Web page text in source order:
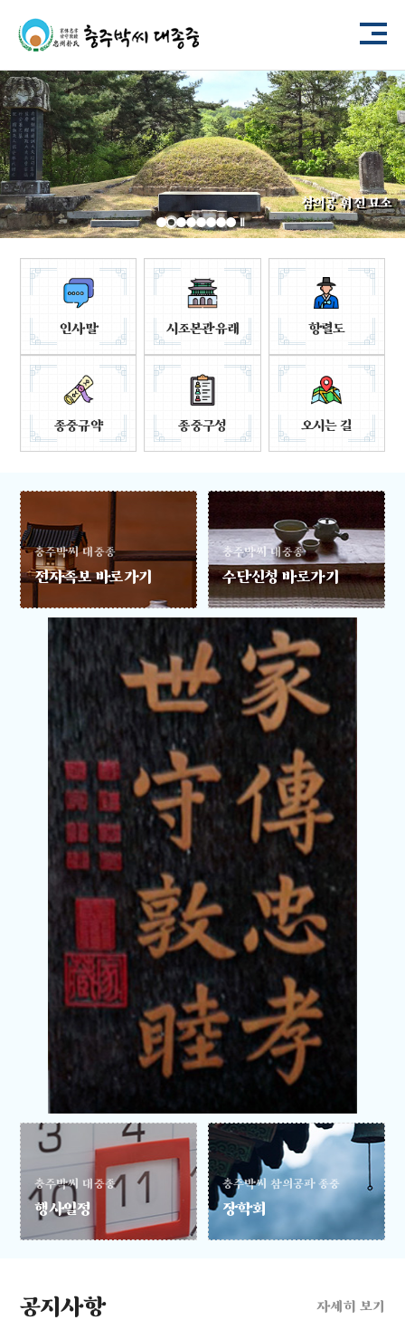
참의공 휘 진 묘소
충주박씨 대종중 재실
인사말 시조본관유래 항렬도
종중규약 종중구성 오시는 길
충주박씨 대중종
전자족보 바로가기
충주박씨 대중종
수단신청 바로가기
충주박씨 대중종
행사일정
충주박씨 참의공파 종중
장학회
공지사항 자세히 보기